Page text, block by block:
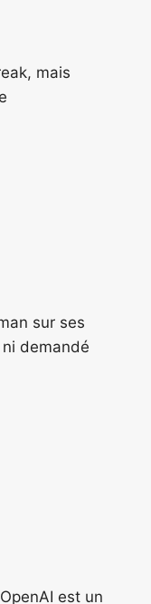
mais
sur ses
demandé
est un